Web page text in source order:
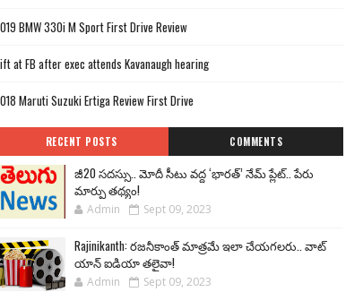
BMW 330i M Sport First Drive Review
at FB after exec attends Kavanaugh hearing
Maruti Suzuki Ertiga Review First Drive
RECENT POSTS COMMENTS
జీ20 సదస్సు.. మోదీ సీటు వద్ద ‘భారత్’ నేమ్ ప్లేట్‌.. పేరు
మార్పు తథ్యం!
Admin Sept 09, 2023
Rajinikanth: రజనీకాంత్ మాత్రమే ఇలా చేయగలరు.. వాట్
యాన్ ఐడియా తలైవా!
Admin Sept 09, 2023